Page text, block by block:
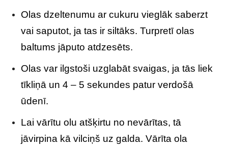
Olas dzeltenumu ar cukuru vieglāk saberzt
vai saputot, ja tas ir siltāks. Turpretī olas
baltums jāputo atdzesēts.
Olas var ilgstoši uzglabāt svaigas, ja tās liek
tīkliņā un 4 – 5 sekundes patur verdošā
ūdenī.
Lai vārītu olu atšķirtu no nevārītas, tā
jāvirpina kā vilciņš uz galda. Vārīta ola